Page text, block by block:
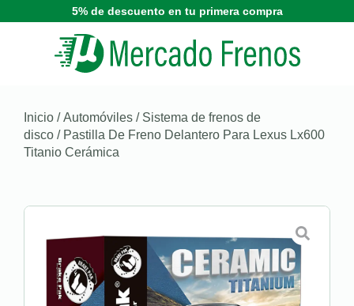
5% de descuento en tu primera compra
Inicio /Automóviles / Sistema de frenos de
disco / Pastilla De Freno Delantero Para Lexus Lx600
Titanio Cerámica